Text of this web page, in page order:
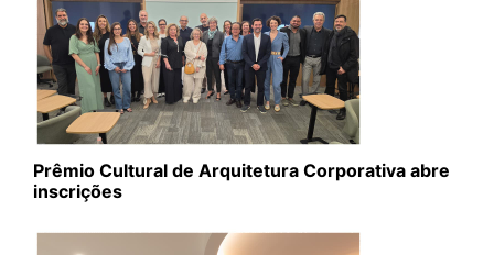
Prêmio Cultural de Arquitetura Corporativa abre
inscrições